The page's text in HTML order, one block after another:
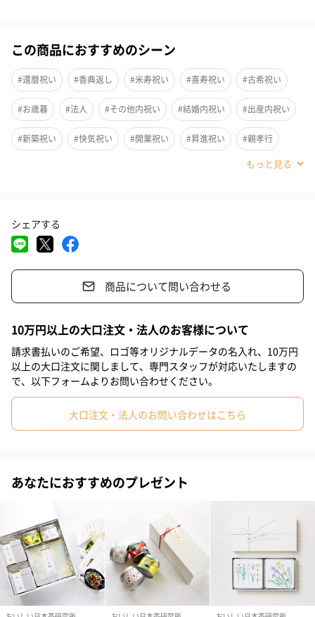
着色料や甘味料など一切使用せず、静岡ブレンド茶と酵母、ビタ
ミンのみで特殊加工しペースト状にしたナチュラルな日本茶ノ生
餡「緑茶のペースト」と「焙じ茶のペースト」のギフトセットで
す。
ラテはもちろん、お米に麺類に、ソースやドレッシングに、出汁
幅広い年代の方にお召し上がりいただけます。料理が好きな方に
もおすすめです！
こだわりの製法
レシピBOOK付き！
日本茶と酵母、ビタミンのみで特殊加工しペースト状にした「日
本茶ノ生餡」です。
そんな日本茶ノ生餡スティックタイプ10g×8pパック「緑茶 焙
じ茶 抹茶 和紅茶」の全4種を各1個づつセットした4種セットで
茶葉の成分はもちろん、茶の彩り、爽やかな茶香、茶の苦味と旨
み、そんな「茶」の豊かさを食し愉しめます。そんな時間までも
スイーツやドリンク、話題のお茶ごはん等、約60種のレシピを掲
載したレシピBOOK付きです。
いつもの料理をアレンジすると、さらに料理の幅が広がります。
この商品におすすめのシーン
#還暦祝い #香典返し #米寿祝い #喜寿祝い #古希祝い
#お歳暮 #法人 #その他内祝い #結婚内祝い #出産内祝い
#新築祝い #快気祝い #開業祝い #昇進祝い #親孝行
#自分へのご褒美
#お中元
#父の日 #母の日
#部下男性 #部下女性 #義父 #義母
#小学生高学年の女の子 #男子中学生 #男子高校生
#女子高校生 #祖父 #男友達 #男性 #女性 #夫 #妻
#同僚女性 #同僚男性 #男子大学生 #女子大学生 #弟
#50代 #70代 #80代 #90代
シェアする
商品について問い合わせる
10万円以上の大口注文・法人のお客様について
請求書払いのご希望、ロゴ等オリジナルデータの名入れ、10万円
以上の大口注文に関しまして、専門スタッフが対応いたしますの
で、以下フォームよりお問い合わせください。
大口注文・法人のお問い合わせはこちら
あなたにおすすめのプレゼント